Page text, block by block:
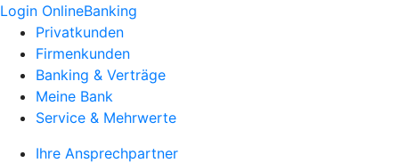
Login OnlineBanking
Privatkunden
Firmenkunden
Banking & Verträge
Meine Bank
Service & Mehrwerte
Ihre Ansprechpartner